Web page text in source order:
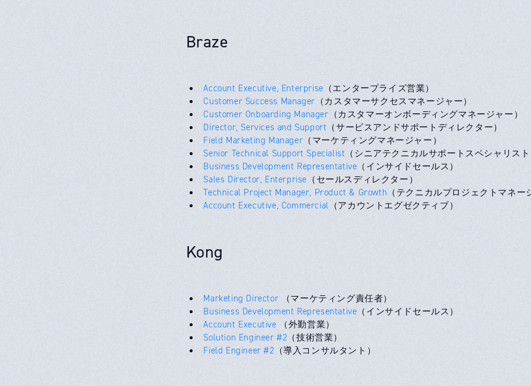
Braze
Account Executive, Enterprise （エンタープライズ営業）
Customer Success Manager （カスタマーサクセスマネージャー）
Customer Onboarding Manager （カスタマーオンボーディングマネージャー）
Director, Services and Support （サービスアンドサポートディレクター）
Field Marketing Manager （マーケティングマネージャー）
Senior Technical Support Specialist （シニアテクニカルサポートスペシャリス
Business Development Representative （インサイドセールス）
Sales Director, Enterprise （セールスディレクター）
Technical Project Manager, Product & Growth （テクニカルプロジェクトマネー
Account Executive, Commercial （アカウントエグゼクティブ）
Kong
Marketing Director
（マーケティング責任者）
Business Development Representative （インサイドセールス）
Account Executive
（外勤営業）
Solution Engineer #2 （技術営業）
Field Engineer #2 （導入コンサルタント）